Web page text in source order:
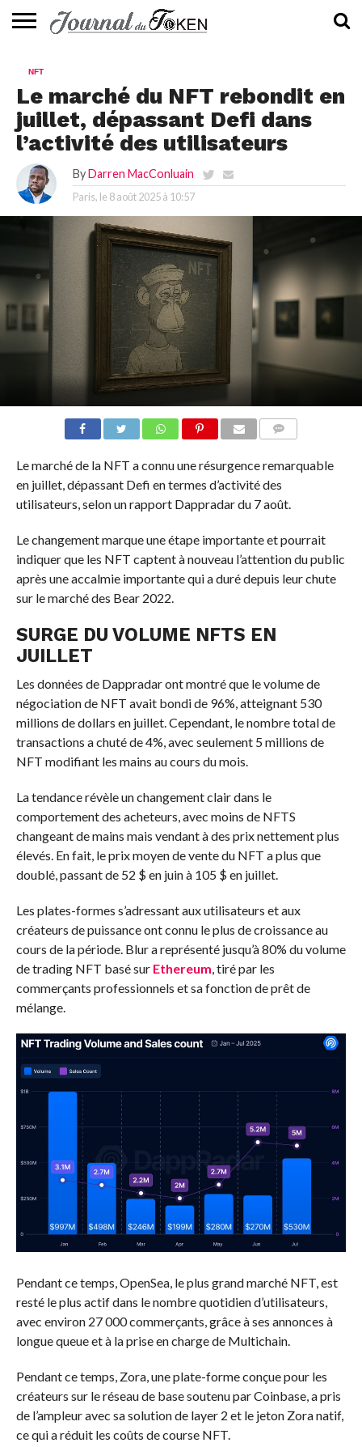
📰
EVALUATION
GUIDE
TENDANCES
À
CONTACTEZ-
NFT
Le marché du NFT rebondit en
juillet, dépassant Defi dans
l’activité des utilisateurs
By Darren MacConluain
Paris, le 8 août 2025 à 10:57
Le marché de la NFT a connu une résurgence remarquable
en juillet, dépassant Defi en termes d’activité des
utilisateurs, selon un rapport Dappradar du 7 août.
Le changement marque une étape importante et pourrait
indiquer que les NFT captent à nouveau l’attention du public
après une accalmie importante qui a duré depuis leur chute
sur le marché des Bear 2022.
SURGE DU VOLUME NFTS EN
JUILLET
Les données de Dappradar ont montré que le volume de
négociation de NFT avait bondi de 96%, atteignant 530
millions de dollars en juillet. Cependant, le nombre total de
transactions a chuté de 4%, avec seulement 5 millions de
NFT modifiant les mains au cours du mois.
La tendance révèle un changement clair dans le
comportement des acheteurs, avec moins de NFTS
changeant de mains mais vendant à des prix nettement plus
élevés. En fait, le prix moyen de vente du NFT a plus que
doublé, passant de 52 $ en juin à 105 $ en juillet.
Les plates-formes s’adressant aux utilisateurs et aux
créateurs de puissance ont connu le plus de croissance au
cours de la période. Blur a représenté jusqu’à 80% du volume
de trading NFT basé sur Ethereum, tiré par les
commerçants professionnels et sa fonction de prêt de
mélange.
Pendant ce temps, OpenSea, le plus grand marché NFT, est
resté le plus actif dans le nombre quotidien d’utilisateurs,
avec environ 27 000 commerçants, grâce à ses annonces à
longue queue et à la prise en charge de Multichain.
Pendant ce temps, Zora, une plate-forme conçue pour les
créateurs sur le réseau de base soutenu par Coinbase, a pris
de l’ampleur avec sa solution de layer 2 et le jeton Zora natif,
ce qui a réduit les coûts de course NFT.